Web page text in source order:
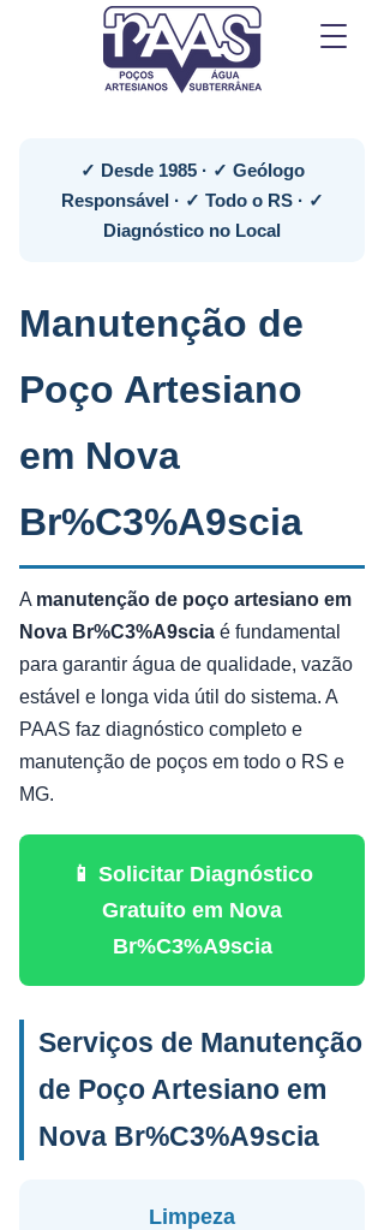
✓ Desde 1985 · ✓ Geólogo
Responsável · ✓ Todo o RS · ✓
Diagnóstico no Local
Manutenção de
Poço Artesiano
em Nova
Br%C3%A9scia
A manutenção de poço artesiano em
Nova Br%C3%A9scia é fundamental
para garantir água de qualidade, vazão
estável e longa vida útil do sistema. A
PAAS faz diagnóstico completo e
manutenção de poços em todo o RS e
MG.
📱 Solicitar Diagnóstico
Gratuito em Nova
Br%C3%A9scia
Serviços de Manutenção
de Poço Artesiano em
Nova Br%C3%A9scia
Limpeza